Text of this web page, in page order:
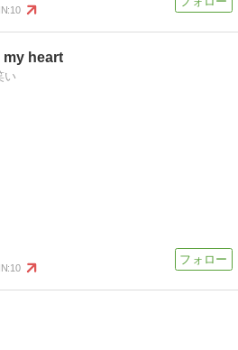
10
heart
い
10